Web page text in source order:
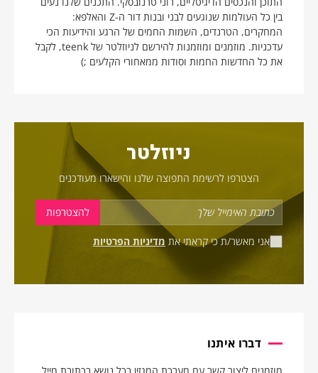
בין כל העולמות שנוגעים לבני ובנות דור ה-Z והאלפא:
המחקרים, הטרנדים, השמות החמים של הרגע והידיעות הכי
עדכניות. מוזמנים ומוזמנות להירשם לניוזלטר של teenk, לקבל
את כל החדשות החמות וסודות ממאחורי הקלעים ;)
ניוזלטר
הצטרפו לרשימת התפוצה שלנו והישארו מעודכנים
אני מאשר/ת כי קראתי את מדיניות הפרטיות
דברו איתנו